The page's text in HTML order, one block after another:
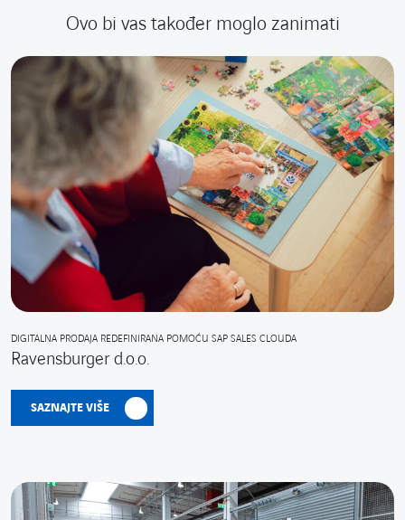
Ovo bi vas također moglo zanimati
DIGITALNA PRODAJA REDEFINIRANA POMOĆU SAP SALES CLOUDA
Ravensburger d.o.o.
SAZNAJTE VIŠE